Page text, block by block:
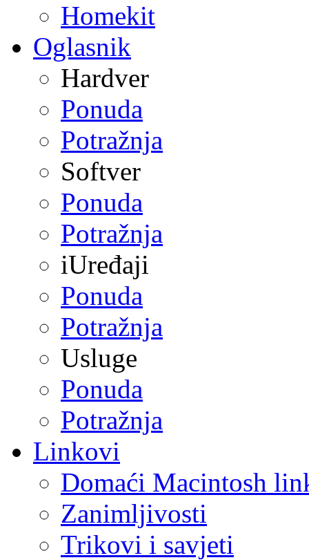
Homekit
Oglasnik
Hardver
Ponuda
Potražnja
Softver
Ponuda
Potražnja
iUređaji
Ponuda
Potražnja
Usluge
Ponuda
Potražnja
Linkovi
Domaći Macintosh
Zanimljivosti
Trikovi i savjeti